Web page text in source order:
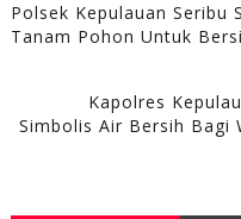
Polsek Kepulauan Seribu
Tanam Pohon Untuk
Kapolres
Simbolis Air Bersih Bagi